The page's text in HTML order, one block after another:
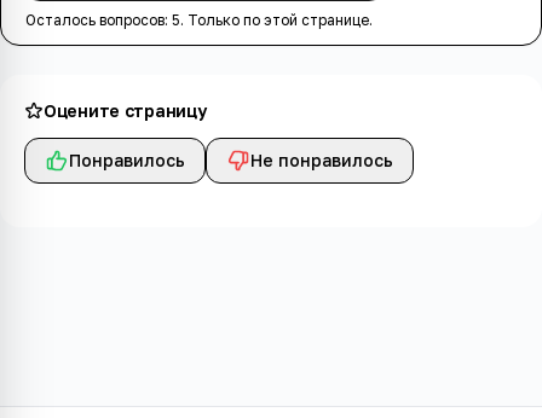
Осталось вопросов: 5. Только по этой странице.
Оцените страницу
Понравилось Не понравилось